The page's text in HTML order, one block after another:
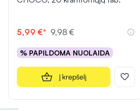
5,99 €* 9,98 €
% PAPILDOMA NUOLAIDA
Į krepšelį